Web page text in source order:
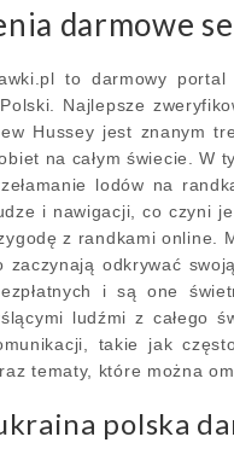
darmowe
to darmowy
Najlepsze
Hussey jest znanym
na całym świecie. W
lodów na
i nawigacji, co czyni
z randkami online.
zaczynają odkrywać
i są one
ludźmi z całego
takie jak
tematy, które można
polska